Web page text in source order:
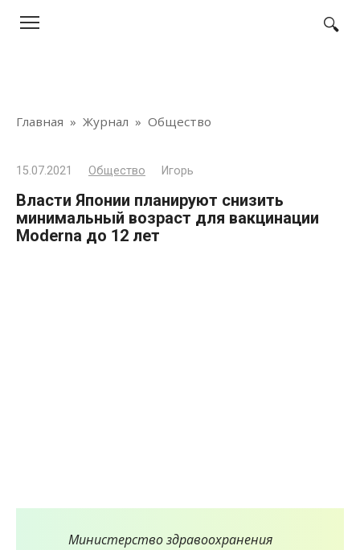
Главная » Журнал » Общество
15.07.2021 Общество Игорь
Власти Японии планируют снизить
минимальный возраст для вакцинации
Moderna до 12 лет
Министерство здравоохранения